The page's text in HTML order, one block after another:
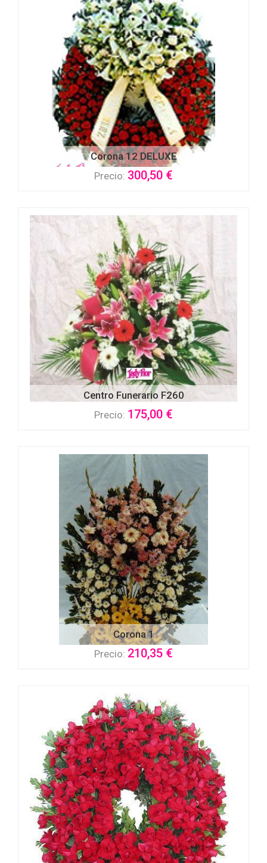
Corona 12 DELUXE
Precio: 300,50 €
Centro Funerario F260
Precio: 175,00 €
Corona 1
Precio: 210,35 €